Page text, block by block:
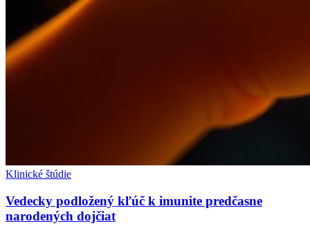
Klinické štúdie
Vedecky podložený kľúč k imunite predčasne
narodených dojčiat